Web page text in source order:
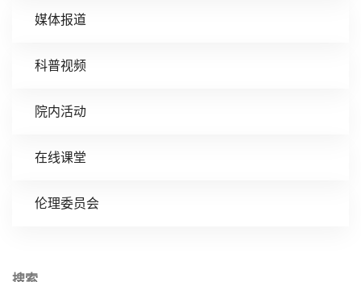
媒体报道
科普视频
院内活动
在线课堂
伦理委员会
搜索